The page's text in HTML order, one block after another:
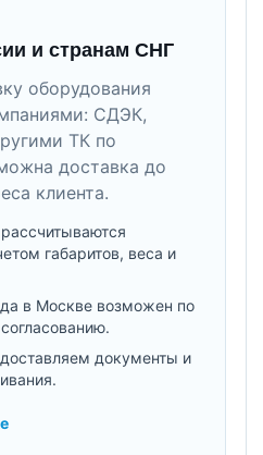
и странам СНГ
оборудования
СДЭК,
ТК по
доставка до
клиента.
габаритов, веса и
в Москве возможен по
документы и